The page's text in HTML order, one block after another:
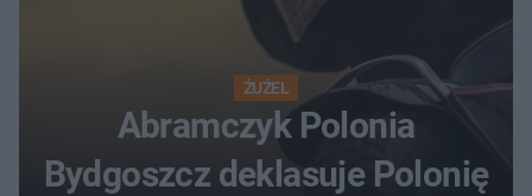
ŻUŻEL
Abramczyk Polonia
Bydgoszcz deklasuje Polonię